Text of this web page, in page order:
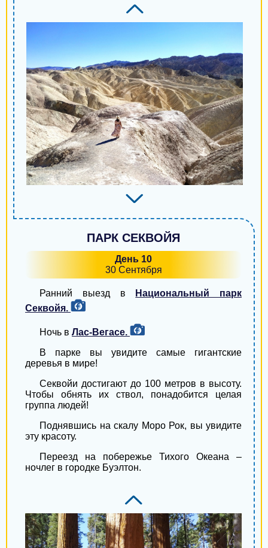
ПАРК СЕКВОЙЯ
День 10
30 Сентября
Ранний выезд в
Национальный парк
Секвойя.
Ночь в Лас-Вегасе.
В парке вы увидите самые гигантские
деревья в мире!
Секвойи достигают до 100 метров в высоту.
Чтобы обнять их ствол, понадобится целая
группа людей!
Поднявшись на скалу Моро Рок, вы увидите
эту красоту.
Переезд на побережье Тихого Океана –
ночлег в городке Буэлтон.